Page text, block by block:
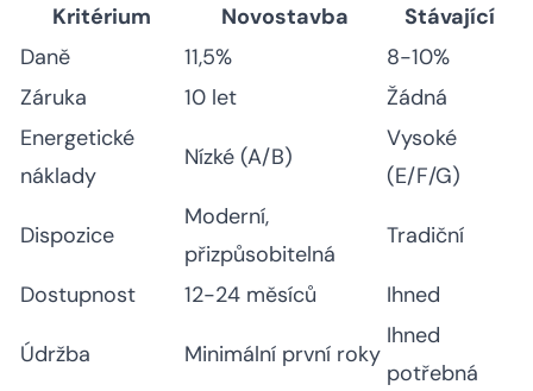
Kritérium
Novostavba
Stávající
Daně
11,5%
8-10%
Záruka
10 let
Žádná
Energetické
náklady
Nízké (A/B)
Vysoké
(E/F/G)
Dispozice
Moderní,
přizpůsobitelná
Tradiční
Dostupnost 12-24 měsíců Ihned
Údržba Minimální první roky
Ihned
potřebná